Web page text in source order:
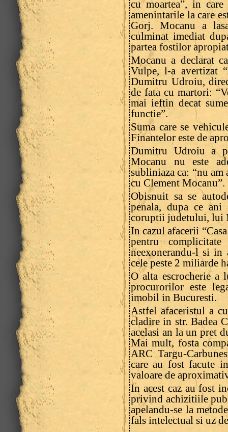
cu moartea”, in
amenintarile la care
Gorj. Mocanu a
culminat imediat
partea fostilor
Mocanu a declarat
Vulpe, l-a avertizat
Dumitru Udroiu,
de fata cu martori:
mai ieftin decat
functie”.
Suma care se
Finantelor este de
Dumitru Udroiu a
Mocanu nu este
subliniaza ca: “nu
cu Clement Mocanu”.
Obisnuit sa se
penala, dupa ce
coruptii judetului, lui
In cazul afacerii
pentru
neexonerandu-l si in
cele peste 2 miliarde
O alta escrocherie a
procurorilor este
imobil in Bucuresti.
Astfel afaceristul a
cladire in str. Badea
acelasi an la un pret
Mai mult, fosta
ARC Targu-
care au fost facute
valoare de
In acest caz au fost
privind achizitiile
apelandu-se la
fals intelectual si uz